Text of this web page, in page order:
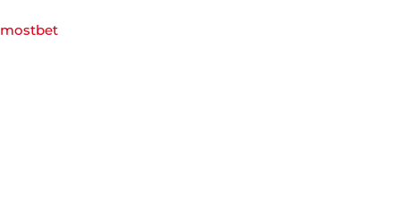
mostbet